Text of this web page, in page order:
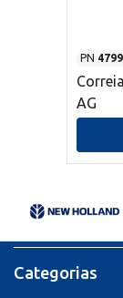
PN
AG
Categorias